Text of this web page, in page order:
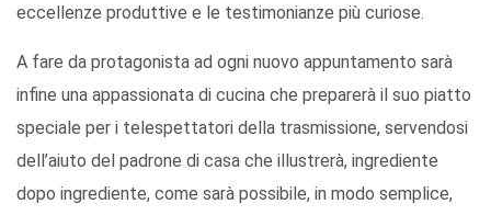
eccellenze produttive e le testimonianze più curiose.
A fare da protagonista ad ogni nuovo appuntamento sarà
infine una appassionata di cucina che preparerà il suo piatto
speciale per i telespettatori della trasmissione, servendosi
dell’aiuto del padrone di casa che illustrerà, ingrediente
dopo ingrediente, come sarà possibile, in modo semplice,